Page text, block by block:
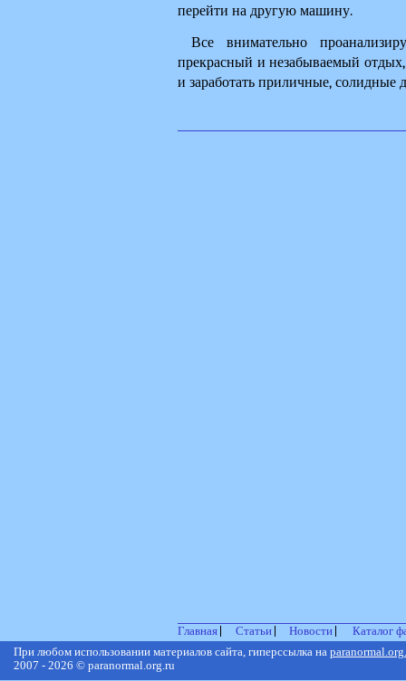
перейти на другую машину.
Все внимательно
прекрасный и незабываемый отдых,
и заработать приличные, солидные
Главная Статьи Новости
Каталог
При любом использовании материалов сайта, гиперссылка на
2007 - 2026 © paranormal.org.ru